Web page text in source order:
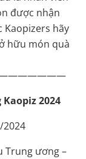
được nhận
Kaopizers hãy
hữu món quà
2024
2024
Trung ương –